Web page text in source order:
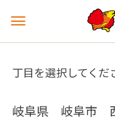
メ
ュ
を
丁目を選択してくだ
岐阜県 岐阜市